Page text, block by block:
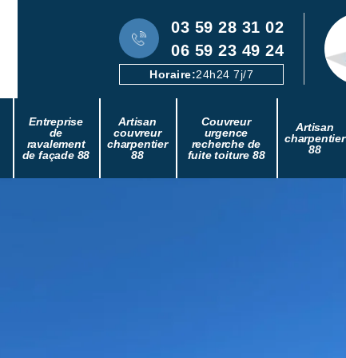
03 59 28 31 02
06 59 23 49 24
Horaire:24h24 7j/7
Entreprise
de
ravalement
de façade 88
Artisan
couvreur
charpentier
88
Couvreur
urgence
recherche de
fuite toiture 88
Artisan
charpentier
88